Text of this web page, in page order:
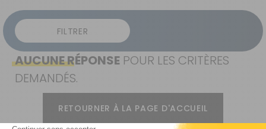
FILTRER
AUCUNE RÉPONSE POUR LES CRITÈRES
DEMANDÉS.
RETOURNER À LA PAGE D'ACCUEIL